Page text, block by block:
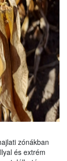
zónákban
és extrém